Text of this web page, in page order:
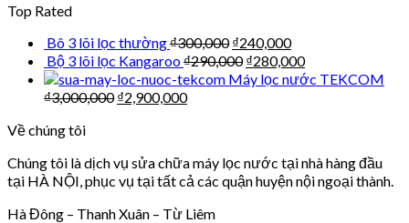
Top Rated
Bô 3 lõi lọc thường₫300,000 ₫240,000
Bộ 3 lõi lọc Kangaroo₫290,000 ₫280,000
Máy lọc nước TEKCOM
₫3,000,000 ₫2,900,000
Về chúng tôi
Chúng tôi là dịch vụ sửa chữa máy lọc nước tại nhà hàng đầu
tại HÀ NỘI, phục vụ tại tất cả các quận huyện nội ngoại thành.
Hà Đông – Thanh Xuân – Từ Liêm